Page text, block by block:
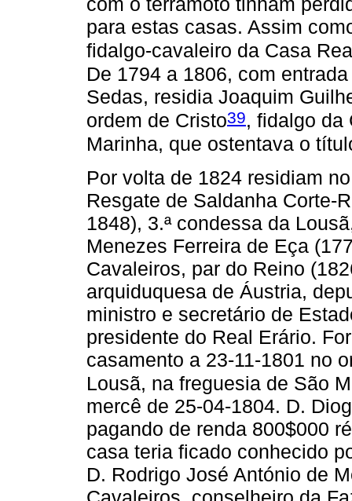
para estas casas. Assim
fidalgo-cavaleiro da Casa
De 1794 a 1806, com
Sedas, residia Joaquim
ordem de Cristo39, fidalgo da
Marinha, que ostentava o
Por volta de 1824 residiam
Resgate de Saldanha Corte-
1848), 3.ª condessa da
Menezes Ferreira de Eça
Cavaleiros, par do Reino
arquiduquesa de Áustria,
ministro e secretário de
presidente do Real Erário.
casamento a 23-11-1801 no
Lousã, na freguesia de São
mercê de 25-04-1804. D.
pagando de renda 800$000
casa teria ficado conhecido
D. Rodrigo José António de